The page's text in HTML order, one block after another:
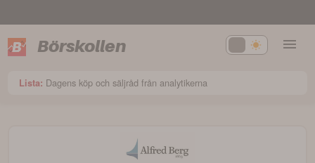
Börskollen
Lista: Dagens köp och säljråd från analytikerna